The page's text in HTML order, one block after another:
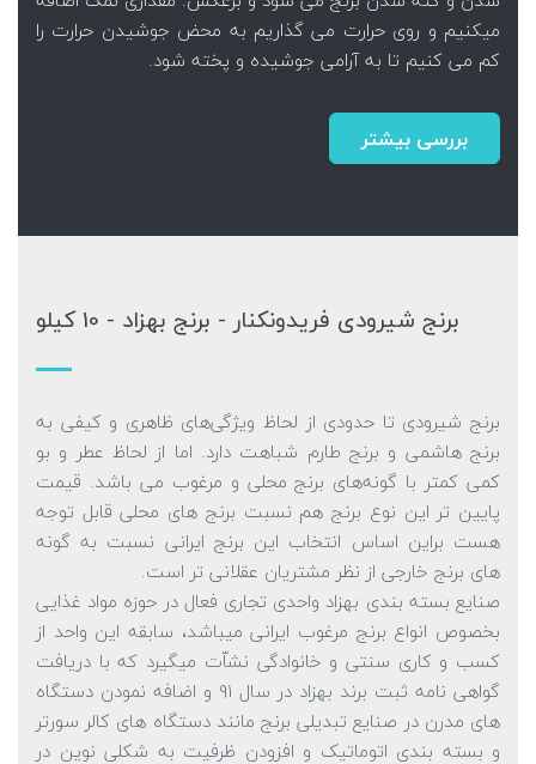
میکنیم و روی حرارت می گذاریم به محض جوشیدن حرارت را
کم می کنیم تا به آرامی جوشیده و پخته شود.
بررسی بیشتر
برنج شیرودی فریدونکنار - برنج بهزاد - 10 کیلو
برنج شیرودی تا حدودی از لحاظ ویژگی‌های ظاهری و کیفی به
برنج هاشمی و برنج طارم شباهت دارد. اما از لحاظ عطر و بو
کمی کمتر با گونه‌های برنج محلی و مرغوب می باشد. قیمت
پایین تر این نوع برنج هم نسبت برنج های محلی قابل توجه
هست براین اساس انتخاب این برنج ایرانی نسبت به گونه
های برنج خارجی از نظر مشتریان عقلانی تر است.
صنایع بسته بندی بهزاد واحدی تجاری فعال در حوزه مواد غذایی
بخصوص انواع برنج مرغوب ایرانی میباشد، سابقه این واحد از
کسب و کاری سنتی و خانوادگی نشاّت میگیرد که با دریافت
گواهی نامه ثبت برند بهزاد در سال 91 و اضافه نمودن دستگاه
های مدرن در صنایع تبدیلی برنج مانند دستگاه های کالر سورتر
و بسته بندی اتوماتیک و افزودن ظرفیت به شکلی نوین در